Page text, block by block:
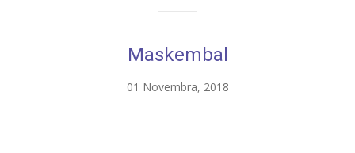
Maskembal
01 Novembra, 2018